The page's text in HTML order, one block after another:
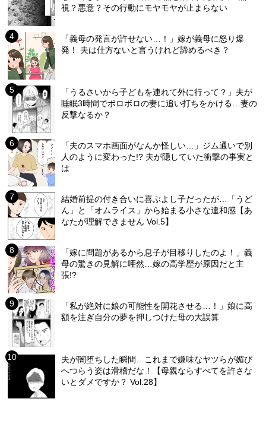
視？悪意？その行動にモヤモヤが止まらない
「義母の発言が許せない…！」嫁が義母に怒り爆
発！ 夫は仕方ないと言うけれど諦めるべき？
「うるさいから子どもを連れて外に行って？」夫が
睡眠3時間でボロボロの妻に追い打ちをかける…妻の
反撃なるか？
「夫のスマホ画面がなんか怪しい…」ジム通いで別
人のように変わった!? 夫が隠していた衝撃の事実と
は
結婚前提の付き合いに喜ぶよし子だったが…「うど
ん」と「オムライス」から始まる小さな違和感【あ
なたが理解できません Vol.5】
「嫁に問題があるから息子が目移りしたのよ！」義
母の驚きの見解に唖然…嫁の高学歴が原因だと主
張!?
「私が絶対に娘の可能性を開花させる…！」娘に高
額を注ぎ自分の夢を押しつけた母の大誤算
夫が闇堕ちした瞬間…これまで嫌味なヤツらが媚び
へつらう姿は滑稽だな！【母親ならすべてを許さな
いとダメですか？ Vol.28】